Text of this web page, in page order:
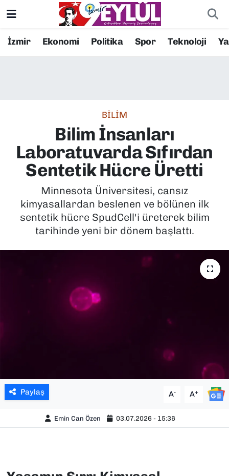
İzmir Ekonomi Politika Spor Teknoloji
BİLİM
Bilim İnsanları
Laboratuvarda Sıfırdan
Sentetik Hücre Üretti
Minnesota Üniversitesi, cansız
kimyasallardan beslenen ve bölünen ilk
sentetik hücre SpudCell'i üreterek bilim
tarihinde yeni bir dönem başlattı.
Paylaş A- A+
Emin Can Özen 03.07.2026 - 15:36
Resmi İlanlar
EKONOMİ
KÜLTÜR SANAT
MAGAZİN
POLİTİKA
SAĞLIK
TEKNOLOJİ
Konak Nöbetçi Eczaneler
Süper Lig Puan Durumu ve Fikstür
Tüm Manşetler
Son Dakika Haberleri
Haber Arşivi